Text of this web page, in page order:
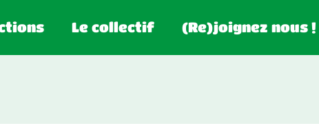
Le collectif (Re)joignez nous !